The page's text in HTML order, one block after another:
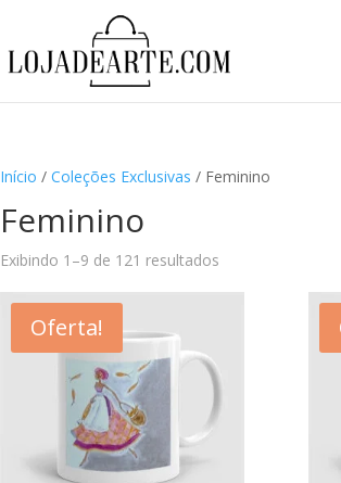
Início /Coleções Exclusivas / Feminino
Feminino
Exibindo 1–9 de 121 resultados
Oferta!